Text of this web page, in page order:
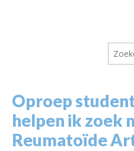
Arnhem
Zoeken
naar:
Oproep
helpen ik zoek
Reumatoïde